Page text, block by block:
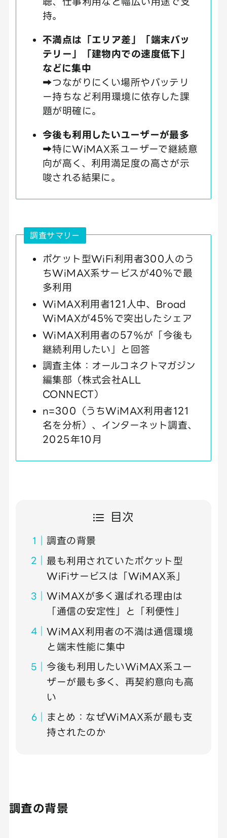
持。
不満点は「エリア差」「端末バッ
テリー」「建物内での速度低下」
などに集中
➡つながりにくい場所やバッテリ
ー持ちなど利用環境に依存した課
題が明確に。
今後も利用したいユーザーが最多
➡特にWiMAX系ユーザーで継続意
向が高く、利用満足度の高さが示
唆される結果に。
調査サマリー
ポケット型WiFi利用者300人のう
ちWiMAX系サービスが40%で最
多利用
WiMAX利用者121人中、Broad
WiMAXが45%で突出したシェア
WiMAX利用者の57%が「今後も
継続利用したい」と回答
調査主体：オールコネクトマガジン
編集部（株式会社ALL
CONNECT）
n=300（うちWiMAX利用者121
名を分析）、インターネット調査、
2025年10月
目次
調査の背景
最も利用されていたポケット型
WiFiサービスは「WiMAX系」
WiMAXが多く選ばれる理由は
「通信の安定性」と「利便性」
WiMAX利用者の不満は通信環境
と端末性能に集中
今後も利用したいWiMAX系ユー
ザーが最も多く、再契約意向も高
い
まとめ：なぜWiMAX系が最も支
持されたのか
調査の背景